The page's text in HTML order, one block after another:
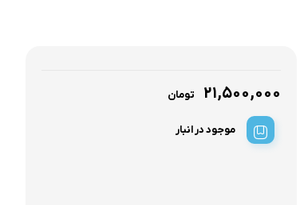
۲۱,۵۰۰,۰۰۰ تومان
موجود در انبار